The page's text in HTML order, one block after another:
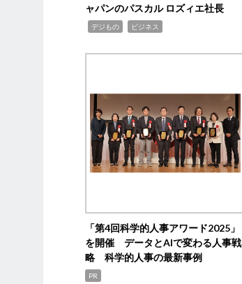
ャパンのパスカル ロズィエ社長
デジもの ビジネス
「第4回科学的人事アワード2025」
を開催 データとAIで変わる人事戦
略 科学的人事の最新事例
PR